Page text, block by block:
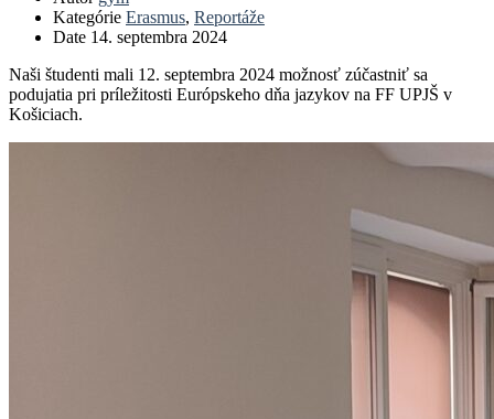
Kategórie Erasmus, Reportáže
Date 14. septembra 2024
Naši študenti mali 12. septembra 2024 možnosť zúčastniť sa
podujatia pri príležitosti Európskeho dňa jazykov na FF UPJŠ v
Košiciach.